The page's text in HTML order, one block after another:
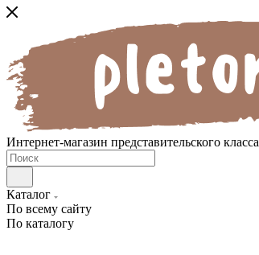
Интернет-магазин представительского класса
Каталог
По всему сайту
По каталогу